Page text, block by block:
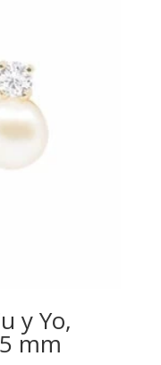
y Yo,
mm